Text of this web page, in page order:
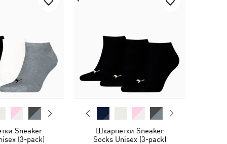
Sneaker
(3-pack)
Шкарпетки Sneaker
Socks Unisex (3-pack)